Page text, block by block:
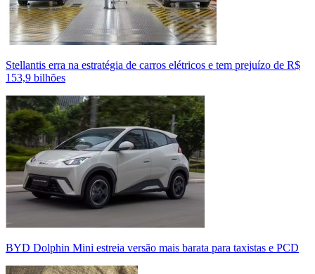
Stellantis erra na estratégia de carros elétricos e tem prejuízo de R$
153,9 bilhões
BYD Dolphin Mini estreia versão mais barata para taxistas e PCD